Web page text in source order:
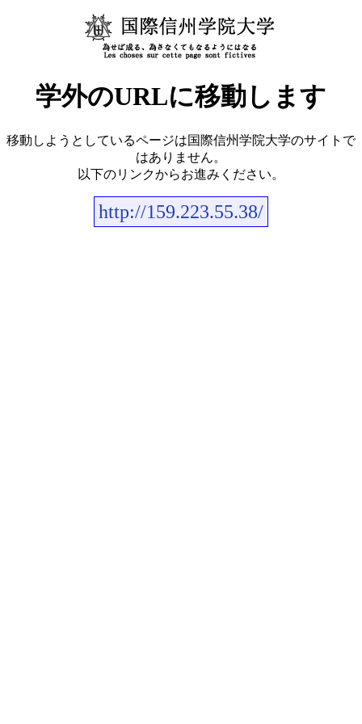
学外のURLに移動します
移動しようとしているページは国際信州学院大学のサイトで
はありません。
以下のリンクからお進みください。
http://159.223.55.38/